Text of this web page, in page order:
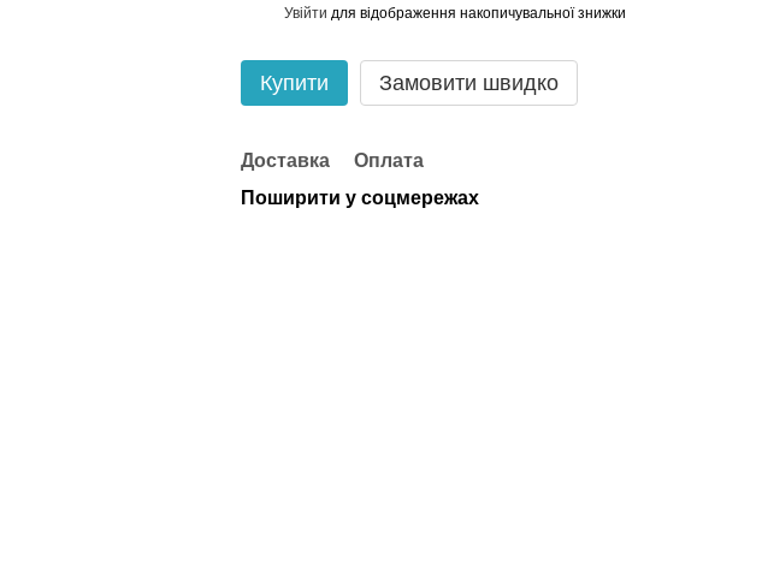
Увійти для відображення накопичувальної знижки
Купити Замовити швидко
Доставка
Оплата
Поширити у соцмережах